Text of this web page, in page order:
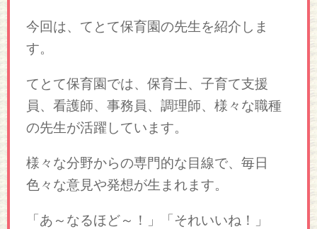
今回は、てとて保育園の先生を紹介しま
す。
てとて保育園では、保育士、子育て支援
員、看護師、事務員、調理師、様々な職種
の先生が活躍しています。
様々な分野からの専門的な目線で、毎日
色々な意見や発想が生まれます。
「あ～なるほど～！」「それいいね！」